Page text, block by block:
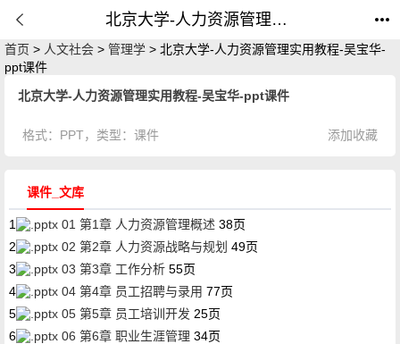
北京大学-人力资源管理实用教程-吴宝华-ppt课件_课件_公开课网
首页 > 人文社会 > 管理学 > 北京大学-人力资源管理实用教程-吴宝华-
ppt课件
北京大学-人力资源管理实用教程-吴宝华-ppt课件
格式： PPT，类型： 课件 添加收藏
课件_文库
1 01 第1章 人力资源管理概述 38页
2
02 第2章 人力资源战略与规划 49页
3
03 第3章 工作分析 55页
4
04 第4章 员工招聘与录用 77页
5
05 第5章 员工培训开发 25页
6
06 第6章 职业生涯管理 34页